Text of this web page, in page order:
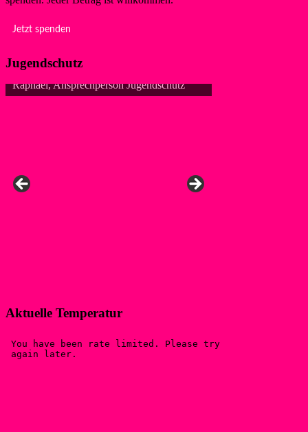
Jetzt spenden
Jugendschutz
Raphael, Ansprechperson Jugendschutz
Aktuelle Temperatur